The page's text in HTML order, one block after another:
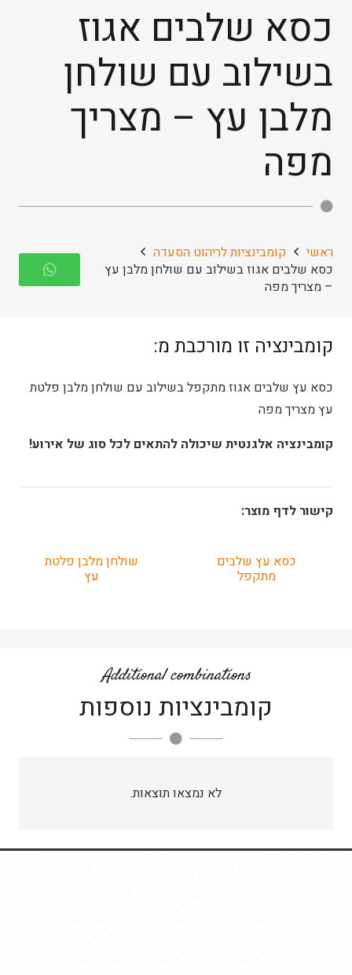
כסא שלבים אגוז
בשילוב עם שולחן
מלבן עץ – מצריך
מפה
ראשי
קומבינציות לריהוט הסעדה
כסא שלבים אגוז בשילוב עם שולחן מלבן עץ
– מצריך מפה
קומבינציה זו מורכבת מ:
כסא עץ שלבים אגוז מתקפל בשילוב עם שולחן מלבן פלטת
עץ מצריך מפה
קומבינציה אלגנטית שיכולה להתאים לכל סוג של אירוע!
קישור לדף מוצר:
כסא עץ שלבים
מתקפל
שולחן מלבן פלטת
עץ
Additional combinations
קומבינציות נוספות
לא נמצאו תוצאות.